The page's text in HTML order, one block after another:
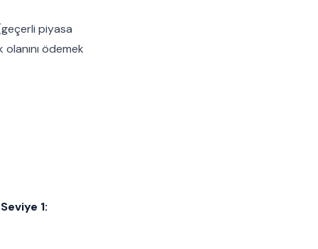
piyasa
ödemek
Seviye 1: